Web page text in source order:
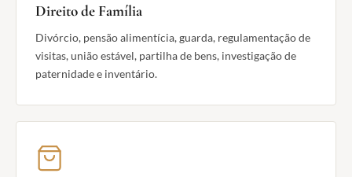
Direito de Família
Divórcio, pensão alimentícia, guarda, regulamentação de
visitas, união estável, partilha de bens, investigação de
paternidade e inventário.